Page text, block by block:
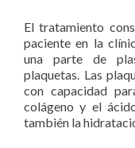
El tratamiento
paciente en la
una parte de
plaquetas. Las
con capacidad
colágeno y el
también la